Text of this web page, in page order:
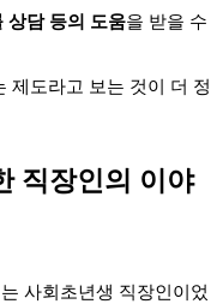
상담 등의 도움을 받을 수
제도라고 보는 것이 더 정
직장인의 이야
사회초년생 직장인이었